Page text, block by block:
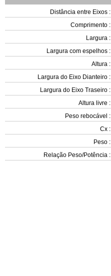
Distância entre Eixos :
Comprimento :
Largura :
Largura com espelhos :
Altura :
Largura do Eixo Dianteiro :
Largura do Eixo Traseiro :
Altura livre :
Peso rebocável :
Cx :
Peso :
Relação Peso/Potência :